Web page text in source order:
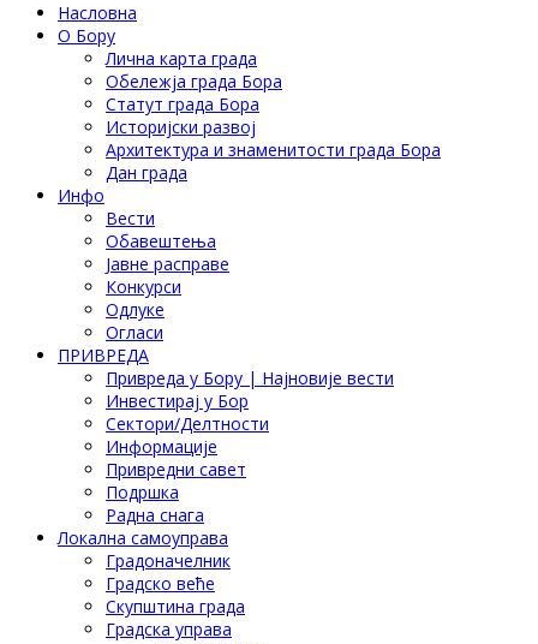
Насловна
О Бору
Лична карта града
Обележја града Бора
Статут града Бора
Историјски развој
Архитектура и знаменитости града Бора
Дан града
Инфо
Вести
Обавештења
Јавне расправе
Конкурси
Одлуке
Огласи
ПРИВРЕДА
Привреда у Бору | Најновије вести
Инвестирај у Бор
Сектори/Делтности
Информације
Привредни савет
Подршка
Радна снага
Локална самоуправа
Градоначелник
Градско веће
Скупштина града
Градска управа